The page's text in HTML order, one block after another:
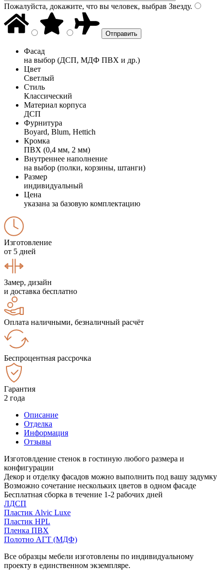
Пожалуйста, докажите, что вы человек, выбрав Звезду.
Фасад
на выбор (ДСП, МДФ ПВХ и др.)
Цвет
Светлый
Стиль
Классический
Материал корпуса
ДСП
Фурнитура
Boyard, Blum, Hettich
Кромка
ПВХ (0,4 мм, 2 мм)
Внутреннее наполнение
на выбор (полки, корзины, штанги)
Размер
индивидуальный
Цена
указана за базовую комплектацию
Изготовление
от 5 дней
Замер, дизайн
и доставка бесплатно
Оплата наличными, безналичный расчёт
Беспроцентная рассрочка
Гарантия
2 года
Описание
Отделка
Информация
Отзывы
Изготовлдение стенок в гостиную любого размера и
конфигурации
Декор и отделку фасадов можно выполнить под вашу задумку
Возможно сочетание нескольких цветов в одном фасаде
Бесплатная сборка в течение 1-2 рабочих дней
ЛДСП
Пластик Alvic Luxe
Пластик HPL
Пленка ПВХ
Полотно АГТ (МДФ)
Все образцы мебели изготовлены по индивидуальному
проекту в единственном экземпляре.